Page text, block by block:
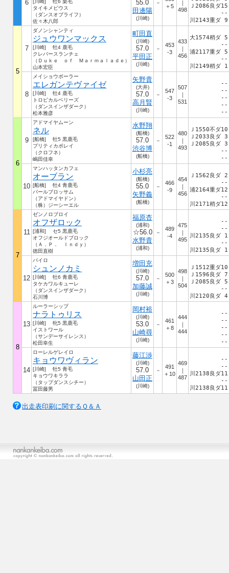
6
[川崎] 牡6 栗毛
タイキメビウス
（ダンスオブライフ）
佐々木八郎
55.0
田邊陽
(川崎)
－
＋5
｜
498
Ｊ2086良ダ15
--
川2143重ダ 9
5
7
ダノンシャンティ
ジュウワンマックス
[川崎] 牡4 鹿毛
クレバースランチェ
（Ｄｕｋｅ ｏｆ Ｍａｒｍａｌａｄｅ）
山本宏臣
町田直
(川崎)
57.0
平田正
(川崎)
－
453
-3
433
｜
456
大1574稍ダ 5
--
浦2117重ダ 5
--
川2149稍ダ 1
8
メイショウボーラー
エレガンテヴァイゼ
[川崎] 牡4 鹿毛
トロピカルベリーズ
（ダンスインザダーク）
松本雅彦
矢野貴
(大井)
57.0
高月賢
(川崎)
－
547
-3
507
｜
531
--
--
--
--
--
6
9
アドマイヤムーン
ネル
[船橋] 牡5 黒鹿毛
プリティカポレイ
（クロフネ）
嶋田佳幸
水野翔
(船橋)
57.0
渋谷博
(船橋)
－
522
-1
480
｜
493
Ｊ1550不ダ10
Ｊ2033良ダ 3
Ｊ2085良ダ 3
--
--
10
マンハッタンカフェ
オーブラン
[船橋] 牡4 青鹿毛
パールブロッサム
（アドマイヤドン）
（株）ジーシーエル
小杉亮
(船橋)
55.0
矢野義
(船橋)
－
466
-9
454
｜
456
Ｊ1562良ダ 2
--
浦2164重ダ12
--
川2171稍ダ12
7
11
ゼンノロブロイ
オフザロック
[浦和] セ5 黒鹿毛
オフジオールドブロック
（Ａ．Ｐ． Ｉｎｄｙ）
徳田直樹
福原杏
(浦和)
☆56.0
水野貴
(浦和)
－
489
-4
475
｜
495
--
--
川2135良ダ 1
--
川2135良ダ 1
12
パイロ
シュンノカミ
[川崎] 牡6 青鹿毛
タケカワルキューレ
（ダンスインザダーク）
石川博
増田充
(川崎)
57.0
加藤誠
(川崎)
－
500
＋3
498
｜
504
Ｊ1512重ダ10
Ｊ1596良ダ 7
Ｊ2085良ダ 5
--
川2120良ダ 4
8
13
ルーラーシップ
ナラトゥリス
[川崎] 牝5 黒鹿毛
イストワール
（サンデーサイレンス）
松田幸生
岡村裕
(川崎)
53.0
山崎尋
(川崎)
－
461
＋8
444
｜
444
--
--
--
--
--
14
ローレルゲレイロ
キョウワヴィラン
[川崎] 牡5 青毛
キョウワキララ
（タップダンスシチー）
冨田藤男
藤江渉
(川崎)
57.0
山田正
(川崎)
－
491
＋10
469
｜
487
--
--
川2138良ダ11
--
川2138良ダ11
出走表印刷に関するＱ＆Ａ